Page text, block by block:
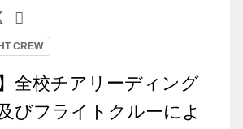
CREW
全校チアリーディング
びフライトクルーによ